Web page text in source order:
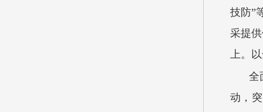
技防”
采提
上。
全
动，